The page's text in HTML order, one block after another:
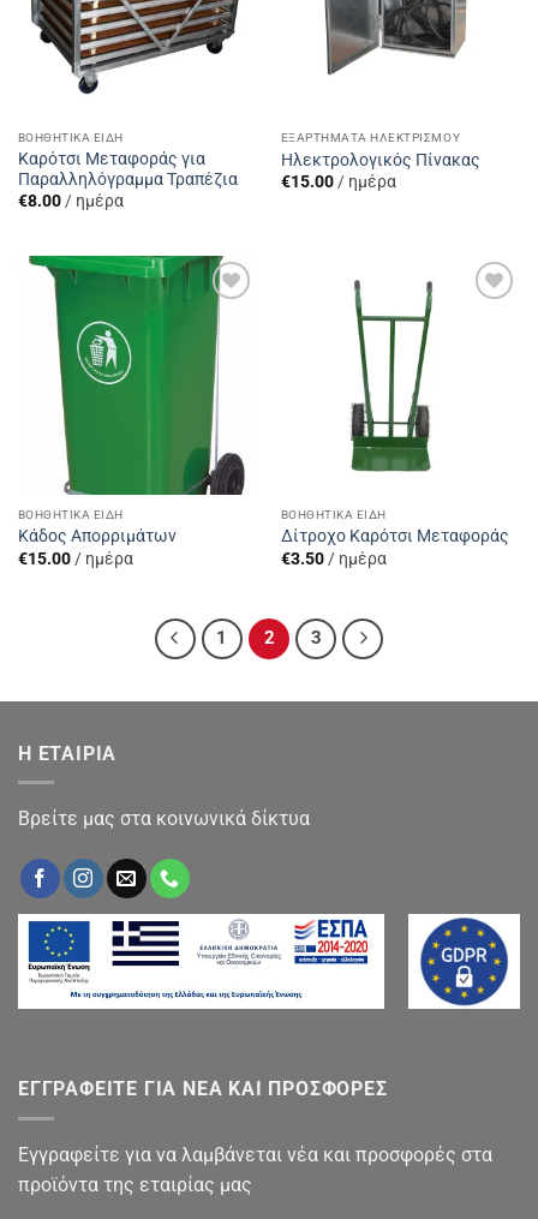
ΒΟΗΘΗΤΙΚΆ ΕΊΔΗ
Καρότσι Μεταφοράς για
Παραλληλόγραμμα Τραπέζια
€8.00/ ημέρα
ΕΞΑΡΤΉΜΑΤΑ ΗΛΕΚΤΡΙΣΜΟΎ
Ηλεκτρολογικός Πίνακας
€15.00/ ημέρα
Add to
Wishlist
ΒΟΗΘΗΤΙΚΆ ΕΊΔΗ
Kάδος Aπορριμάτων
€15.00/ ημέρα
ΒΟΗΘΗΤΙΚΆ ΕΊΔΗ
Δίτροχο Καρότσι Μεταφοράς
€3.50/ ημέρα
1 2 3
Η ΕΤΑΙΡΙΑ
Βρείτε μας στα κοινωνικά δίκτυα
ΕΓΓΡΑΦΕΙΤΕ ΓΙΑ ΝΕΑ ΚΑΙ ΠΡΟΣΦΟΡΕΣ
Εγγραφείτε για να λαμβάνεται νέα και προσφορές στα
προϊόντα της εταιρίας μας